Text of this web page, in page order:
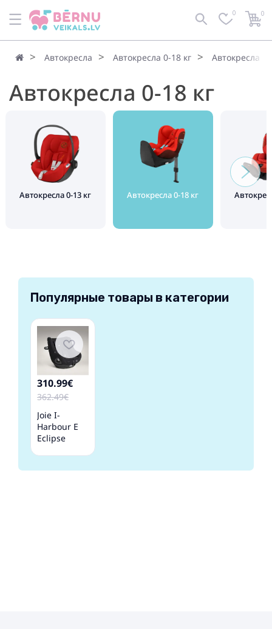
0 0
Автокресла Автокресла 0-18 кг Автокресла 0-
Автокресла 0-18 кг
Автокресла 0-13 кг Автокресла 0-18 кг
Популярные товары в категории
310.99€
362.49€
Joie I-
Harbour E
Eclipse
0-18 кг